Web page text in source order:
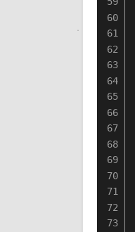
60
61
62
63
64
65
66
67
68
69
70
71
72
73